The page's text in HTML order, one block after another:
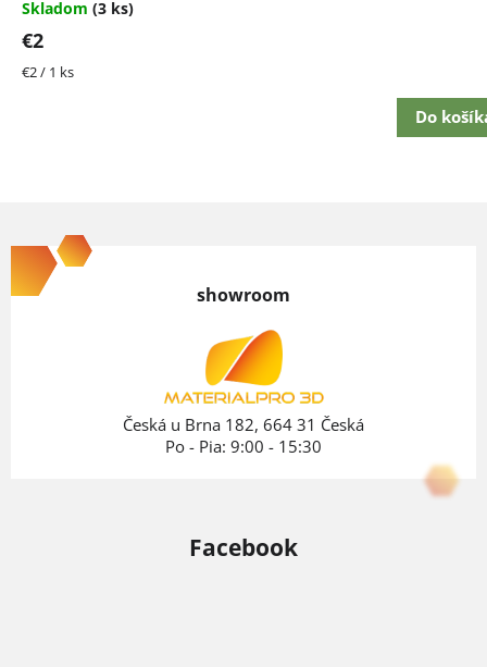
Skladom (3 ks)
€2
Jednotková
€2 / 1 ks
Do
á
p
showroom
Česká u Brna 182, 664 31 Česká
Po - Pia: 9:00 - 15:30
Facebook